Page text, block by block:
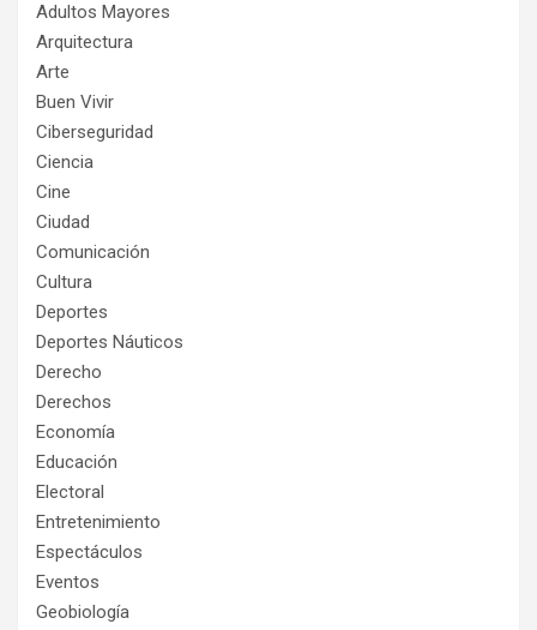
Adultos Mayores
Arquitectura
Arte
Buen Vivir
Ciberseguridad
Ciencia
Cine
Ciudad
Comunicación
Cultura
Deportes
Deportes Náuticos
Derecho
Derechos
Economía
Educación
Electoral
Entretenimiento
Espectáculos
Eventos
Geobiología